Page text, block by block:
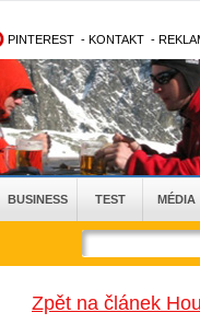
PINTEREST - KONTAKT -
BUSINESS TEST MÉDIA
Zpět na článek